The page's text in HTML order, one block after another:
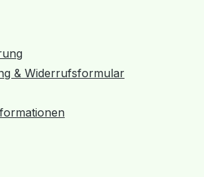
& Widerrufsformular